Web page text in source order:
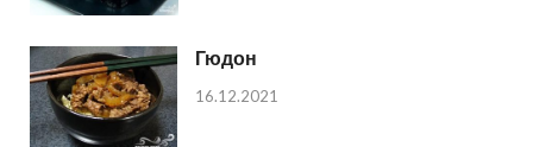
Гюдон
16.12.2021